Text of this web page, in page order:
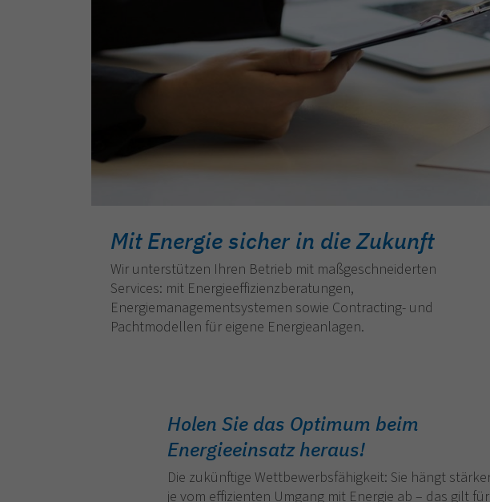
Mit Energie sicher in die Zukunft
Wir unterstützen Ihren Betrieb mit maßgeschneiderten
Services: mit Energieeffizienzberatungen,
Energiemanagementsystemen sowie Contracting- und
Pachtmodellen für eigene Energieanlagen.
Holen Sie das Optimum beim
Energieeinsatz heraus!
Die zukünftige Wettbewerbsfähigkeit: Sie hängt
je vom effizienten Umgang mit Energie ab – das gilt für